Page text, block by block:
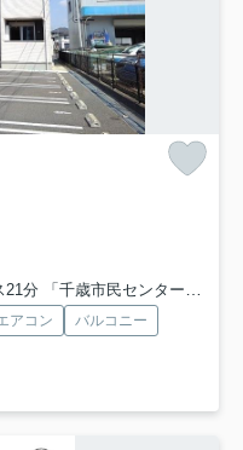
歳市民センター前」 停歩3分
アコン
バルコニー